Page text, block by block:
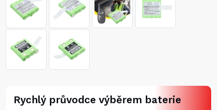
Rychlý průvodce výběrem baterie